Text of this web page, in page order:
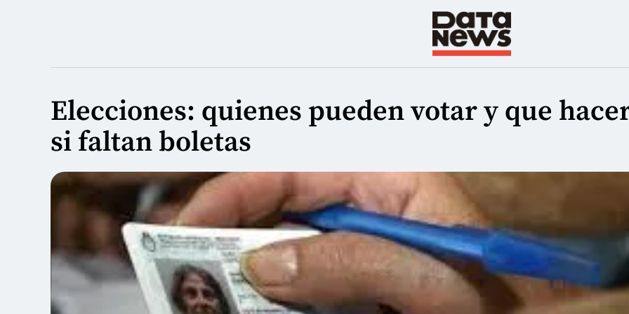
Elecciones: quienes pueden votar y que
si faltan boletas